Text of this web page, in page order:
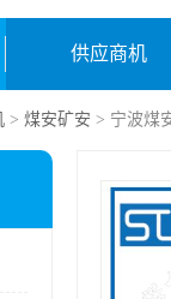
供应商机
> 煤安矿安 > 宁波煤